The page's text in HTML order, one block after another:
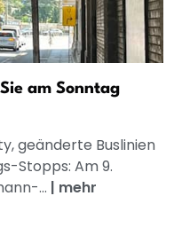
am Sonntag
geänderte Buslinien
Stopps: Am 9.
... | mehr